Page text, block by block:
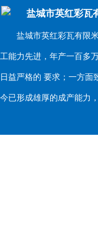
盐城市英红彩瓦
盐城市英红彩瓦有限米
工能力先进，年产一百多
日益严格的 要求；一方
今已形成雄厚的成产能力